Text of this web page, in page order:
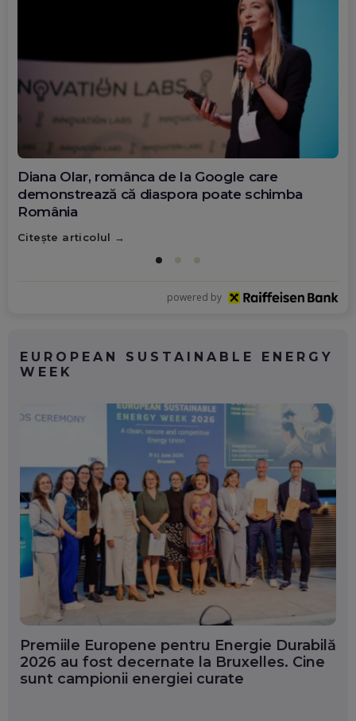
Diana Olar, românca de la Google care
demonstrează că diaspora poate schimba
România
Citește articolul
powered by
EUROPEAN SUSTAINABLE ENERGY
WEEK
Premiile Europene pentru Energie Durabilă
2026 au fost decernate la Bruxelles. Cine
sunt campionii energiei curate